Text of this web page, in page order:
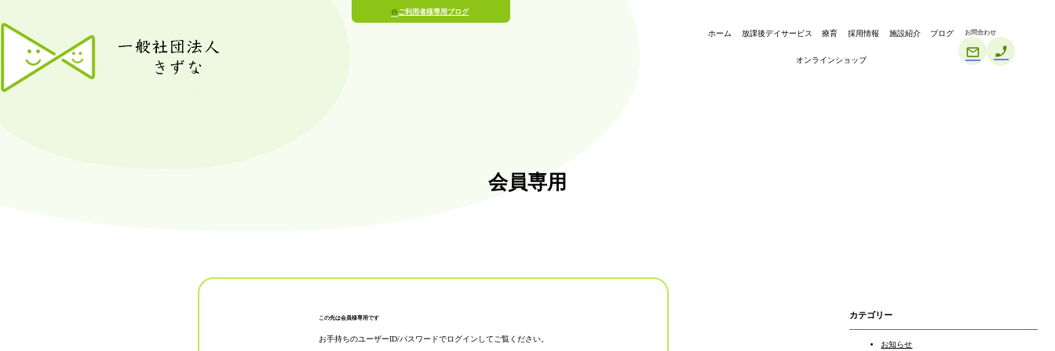
ホーム 放課後デイサービス 療育 採用情報 施設紹介 ブログ
オンラインショップ
お問合わせ
ご利用者様専用ブログ
会員専用
この先は会員様専用です
お手持ちのユーザーID/パスワードでログインしてご覧ください。
カテゴリー
お知らせ